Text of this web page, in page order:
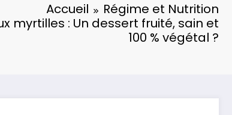
Accueil
Régime et Nutrition
myrtilles : Un dessert fruité, sain et
100 % végétal ?